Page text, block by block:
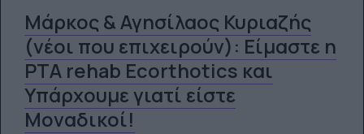
Μάρκος & Αγησίλαος Κυριαζής
(νέοι που επιχειρούν): Είμαστε η
PTA rehab Ecorthotics και
Υπάρχουμε γιατί είστε
Μοναδικοί!